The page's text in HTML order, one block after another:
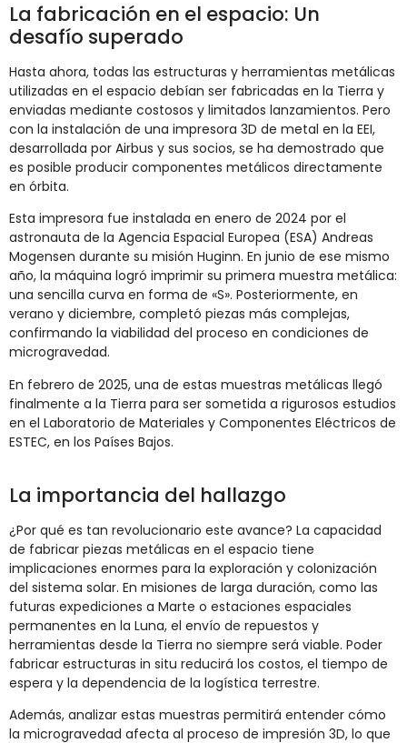
La fabricación en el espacio: Un
desafío superado
Hasta ahora, todas las estructuras y herramientas metálicas
utilizadas en el espacio debían ser fabricadas en la Tierra y
enviadas mediante costosos y limitados lanzamientos. Pero
con la instalación de una impresora 3D de metal en la EEI,
desarrollada por Airbus y sus socios, se ha demostrado que
es posible producir componentes metálicos directamente
en órbita.
Esta impresora fue instalada en enero de 2024 por el
astronauta de la Agencia Espacial Europea (ESA) Andreas
Mogensen durante su misión Huginn. En junio de ese mismo
año, la máquina logró imprimir su primera muestra metálica:
una sencilla curva en forma de «S». Posteriormente, en
verano y diciembre, completó piezas más complejas,
confirmando la viabilidad del proceso en condiciones de
microgravedad.
En febrero de 2025, una de estas muestras metálicas llegó
finalmente a la Tierra para ser sometida a rigurosos estudios
en el Laboratorio de Materiales y Componentes Eléctricos de
ESTEC, en los Países Bajos.
La importancia del hallazgo
¿Por qué es tan revolucionario este avance? La capacidad
de fabricar piezas metálicas en el espacio tiene
implicaciones enormes para la exploración y colonización
del sistema solar. En misiones de larga duración, como las
futuras expediciones a Marte o estaciones espaciales
permanentes en la Luna, el envío de repuestos y
herramientas desde la Tierra no siempre será viable. Poder
fabricar estructuras in situ reducirá los costos, el tiempo de
espera y la dependencia de la logística terrestre.
Además, analizar estas muestras permitirá entender cómo
la microgravedad afecta al proceso de impresión 3D, lo que